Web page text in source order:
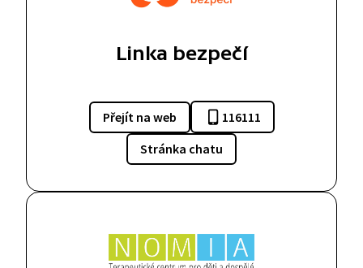
Linka bezpečí
Přejít na web
116111
Stránka chatu